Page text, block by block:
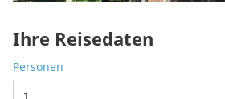
Ihre Reisedaten
Personen